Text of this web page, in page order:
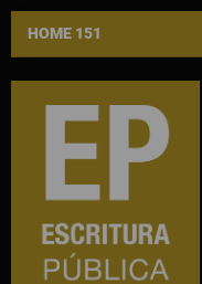
HOME 151